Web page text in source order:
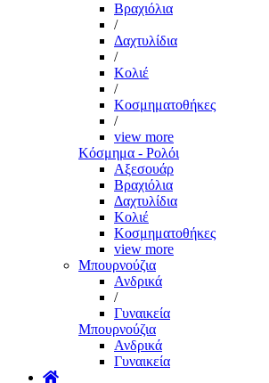
Βραχιόλια
/
Δαχτυλίδια
/
Κολιέ
/
Κοσμηματοθήκες
/
view more
Κόσμημα - Ρολόι
Αξεσουάρ
Βραχιόλια
Δαχτυλίδια
Κολιέ
Κοσμηματοθήκες
view more
Μπουρνούζια
Ανδρικά
/
Γυναικεία
Μπουρνούζια
Ανδρικά
Γυναικεία